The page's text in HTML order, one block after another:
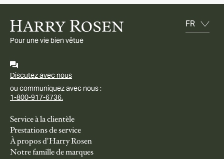
Pour une vie bien vêtue
Discutez avec nous
ou communiquez avec nous :
1-800-917-6736.
Service à la clientèle
Prestations de service
À propos d'Harry Rosen
Notre famille de marques